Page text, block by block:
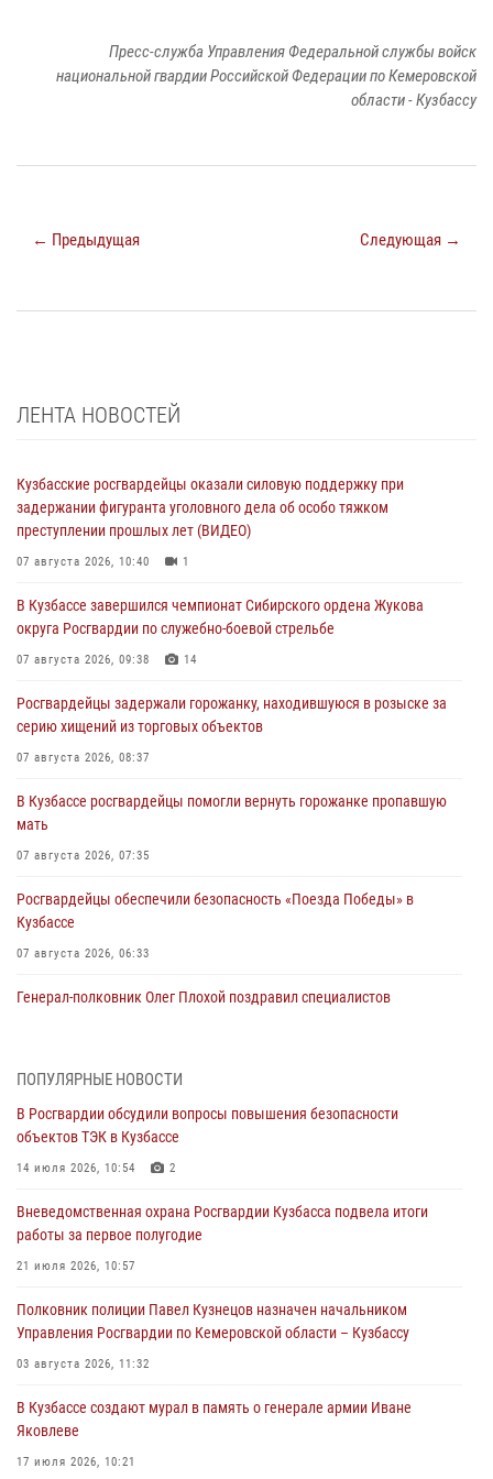
Пресс-служба Управления Федеральной службы войск
национальной гвардии Российской Федерации по Кемеровской
области - Кузбассу
← Предыдущая Следующая →
ЛЕНТА НОВОСТЕЙ
Кузбасские росгвардейцы оказали силовую поддержку при
задержании фигуранта уголовного дела об особо тяжком
преступлении прошлых лет (ВИДЕО)
07 августа 2026, 10:40 1
В Кузбассе завершился чемпионат Сибирского ордена Жукова
округа Росгвардии по служебно-боевой стрельбе
07 августа 2026, 09:38 14
Росгвардейцы задержали горожанку, находившуюся в розыске за
серию хищений из торговых объектов
07 августа 2026, 08:37
В Кузбассе росгвардейцы помогли вернуть горожанке пропавшую
мать
07 августа 2026, 07:35
Росгвардейцы обеспечили безопасность «Поезда Победы» в
Кузбассе
07 августа 2026, 06:33
Генерал-полковник Олег Плохой поздравил специалистов
07 августа 2026, 05:32
С 1 сентября 2026 года вступает в силу новый федеральный закон о
частной охранной деятельности
06 августа 2026, 10:19
Росгвардейцы задержали предполагаемого виновника причинения
ножевого ранения кемеровчанину
06 августа 2026, 09:18
Росгвардейцы задержали мужчину, повредившего имущество
горожанки
06 августа 2026, 08:17
Росгвардейцы пресекли противоправные действия и защитили
новокузнечанку от агрессивного знакомого
06 августа 2026, 07:16
ПОПУЛЯРНЫЕ НОВОСТИ
В Росгвардии обсудили вопросы повышения безопасности
объектов ТЭК в Кузбассе
14 июля 2026, 10:54 2
Вневедомственная охрана Росгвардии Кузбасса подвела итоги
работы за первое полугодие
21 июля 2026, 10:57
Полковник полиции Павел Кузнецов назначен начальником
Управления Росгвардии по Кемеровской области – Кузбассу
03 августа 2026, 11:32
В Кузбассе создают мурал в память о генерале армии Иване
Яковлеве
17 июля 2026, 10:21